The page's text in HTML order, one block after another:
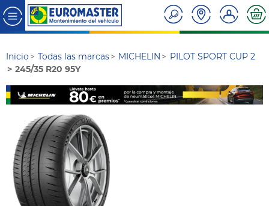
Inicio Todas las marcas MICHELIN
PILOT SPORT CUP 2
245/35 R20 95Y